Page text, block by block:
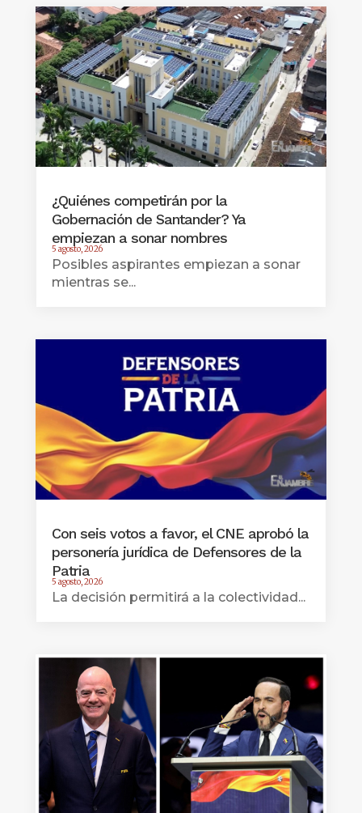
¿Quiénes competirán por la
Gobernación de Santander? Ya
empiezan a sonar nombres
5 agosto, 2026
Posibles aspirantes empiezan a sonar
mientras se...
Con seis votos a favor, el CNE aprobó la
personería jurídica de Defensores de la
Patria
5 agosto, 2026
La decisión permitirá a la colectividad...